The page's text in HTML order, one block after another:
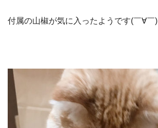
付属の山椒が気に入ったようです(￣∀￣)